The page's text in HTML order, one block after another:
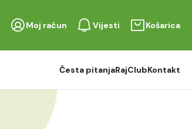
Moj račun Vijesti Košarica
Česta pitanjaRajClubKontakt